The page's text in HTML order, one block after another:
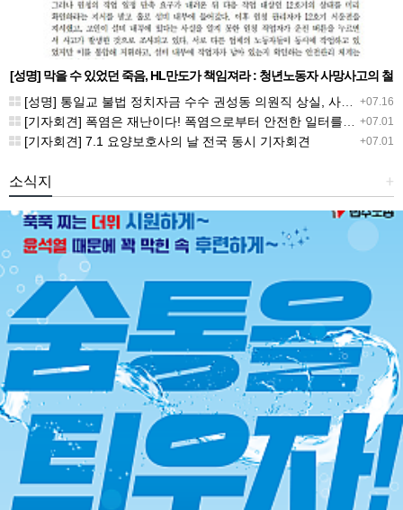
[성명] 막을 수 있었던 죽음, HL만도가 책임져라 : 청년노동자 사망사고의 철
저한 진상규명과 재발방지 대책 마련하라
+07.16
[성명] 통일교 불법 정치자금 수수 권성동 의원직 상실, 사필귀정이다
+07.01
[기자회견] 폭염은 재난이다! 폭염으로부터 안전한 일터를 위한 민주노총 강원지역본부 폭염감시단 선포 기자회견
+07.01
[기자회견] 7.1 요양보호사의 날 전국 동시 기자회견
+
소식지